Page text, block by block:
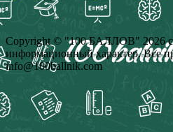
Copyright © "100 БАЛЛОВ" 2026
информационный характер. Все
info@100ballnik.com